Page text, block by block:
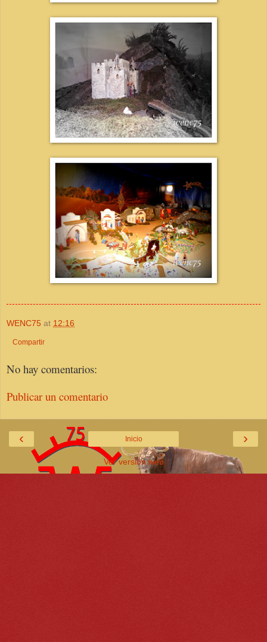
WENC75 at 12:16
Compartir
No hay comentarios:
Publicar un comentario
‹ ›
Inicio
Ver versión web